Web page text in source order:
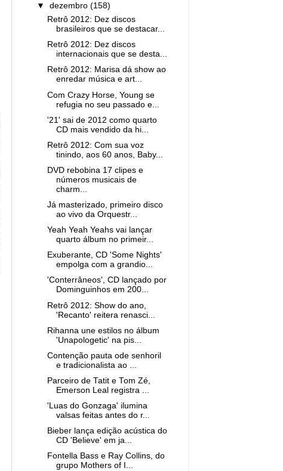
▼dezembro(158)
Retrô 2012: Dez discos
brasileiros que se destacar...
Retrô 2012: Dez discos
internacionais que se desta...
Retrô 2012: Marisa dá show ao
enredar música e art...
Com Crazy Horse, Young se
refugia no seu passado e...
'21' sai de 2012 como quarto
CD mais vendido da hi...
Retrô 2012: Com sua voz
tinindo, aos 60 anos, Baby...
DVD rebobina 17 clipes e
números musicais de
charm...
Já masterizado, primeiro disco
ao vivo da Orquestr...
Yeah Yeah Yeahs vai lançar
quarto álbum no primeir...
Exuberante, CD 'Some Nights'
empolga com a grandio...
'Conterrâneos', CD lançado por
Dominguinhos em 200...
Retrô 2012: Show do ano,
'Recanto' reitera renasci...
Rihanna une estilos no álbum
'Unapologetic' na pis...
Contenção pauta ode senhoril
e tradicionalista ao ...
Parceiro de Tatit e Tom Zé,
Emerson Leal registra ...
'Luas do Gonzaga' ilumina
valsas feitas antes do r...
Bieber lança edição acústica do
CD 'Believe' em ja...
Fontella Bass e Ray Collins, do
grupo Mothers of I...